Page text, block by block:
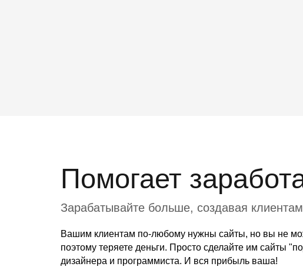
Помогает
Зарабатывайте больше, создавая
Вашим клиентам по-любому нужны сайты, но вы не
поэтому теряете деньги. Просто сделайте им сайты
дизайнера и программиста. И вся прибыль ваша!